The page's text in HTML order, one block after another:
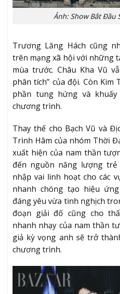
Ảnh: Show Bắt Đầu
Trương Lăng Hách cũng
trên mạng xã hội với những
mùa trước. Châu Kha Vũ
phân tích” của đội. Còn
phần tung hứng và
chương trình.
Thay thế cho Bạch Vũ và
Trình Hâm của nhóm Thời
xuất hiện của nam thần
đến nguồn năng lượng
nhập vai linh hoạt cho các
nhanh chóng tạo hiệu
đáng yêu vừa tinh nghịch
đoạn giải đố cũng cho
nhanh nhạy của nam thần
giả kỳ vọng anh sẽ trở
chương trình.